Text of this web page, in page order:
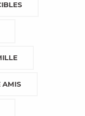
AMIS